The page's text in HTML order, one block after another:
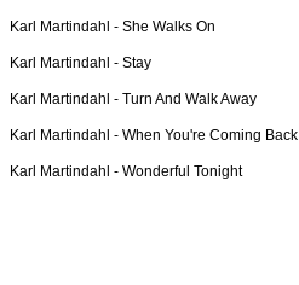
Karl Martindahl - She Walks On
Karl Martindahl - Stay
Karl Martindahl - Turn And Walk Away
Karl Martindahl - When You're Coming Back
Karl Martindahl - Wonderful Tonight